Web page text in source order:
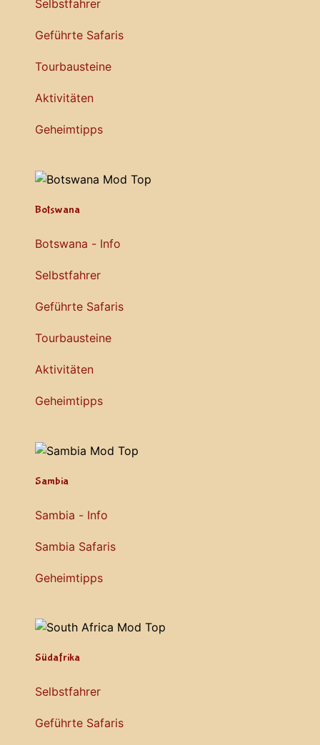
Selbstfahrer
Geführte Safaris
Tourbausteine
Aktivitäten
Geheimtipps
Botswana
Botswana - Info
Selbstfahrer
Geführte Safaris
Tourbausteine
Aktivitäten
Geheimtipps
Sambia
Sambia - Info
Sambia Safaris
Geheimtipps
Südafrika
Selbstfahrer
Geführte Safaris